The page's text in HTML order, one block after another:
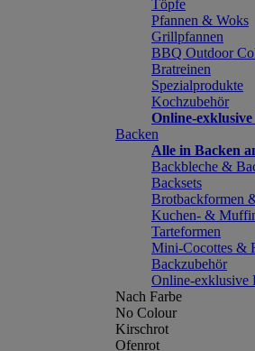
Töpfe
Pfannen & Woks
Grillpfannen
BBQ Outdoor
Bratreinen
Spezialprodukte
Kochzubehör
Online-
Backen
Alle in Backen
Backbleche &
Backsets
Brotbackformen
Kuchen- &
Tarteformen
Mini-Cocottes &
Backzubehör
Online-exklusive
Nach Farbe
No Colour
Kirschrot
Ofenrot